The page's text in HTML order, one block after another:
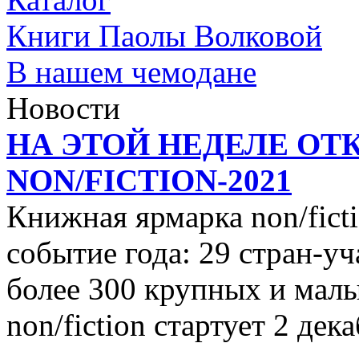
Книги Паолы Волковой
В нашем чемодане
Новости
НА ЭТОЙ НЕДЕЛЕ
NON/FICTION-2021
Книжная ярмарка non/
событие года: 29 стран-
более 300 крупных и
non/fiction стартует 2